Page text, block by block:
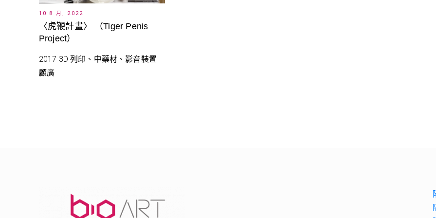
10 8 月, 2022
〈虎鞭計畫〉 （Tiger Penis
Project）
2017 3D 列印、中藥材、影音裝置
顧廣